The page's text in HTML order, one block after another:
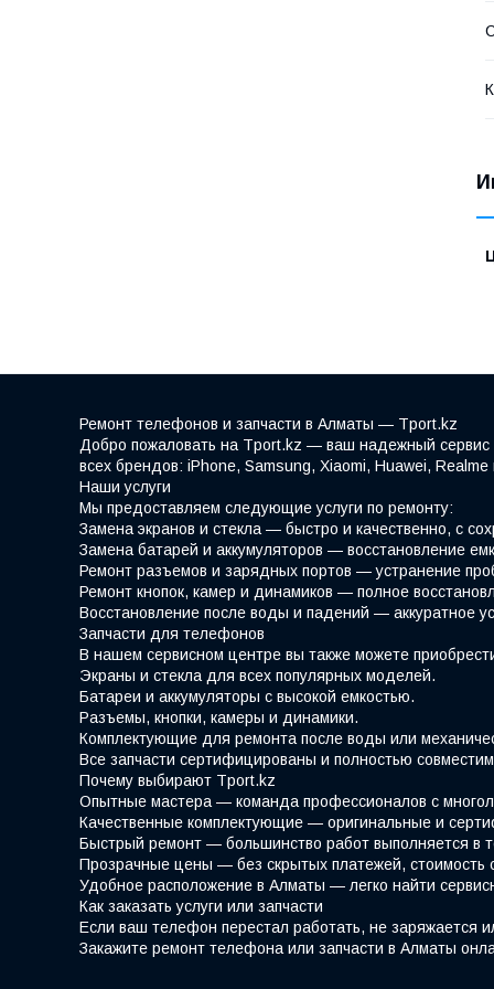
Ремонт телефонов и запчасти в Алматы — Tport.kz
Добро пожаловать на Tport.kz — ваш надежный сервис
всех брендов: iPhone, Samsung, Xiaomi, Huawei,
Наши услуги
Мы предоставляем следующие услуги по ремонту:
Замена экранов и стекла — быстро и качественно, с
Замена батарей и аккумуляторов — восстановление
Ремонт разъемов и зарядных портов — устранение
Ремонт кнопок, камер и динамиков — полное
Восстановление после воды и падений — аккуратное
Запчасти для телефонов
В нашем сервисном центре вы также можете
Экраны и стекла для всех популярных моделей.
Батареи и аккумуляторы с высокой емкостью.
Разъемы, кнопки, камеры и динамики.
Комплектующие для ремонта после воды или
Все запчасти сертифицированы и полностью
Почему выбирают Tport.kz
Опытные мастера — команда профессионалов с
Качественные комплектующие — оригинальные и
Быстрый ремонт — большинство работ выполняется в
Прозрачные цены — без скрытых платежей, стоимость
Удобное расположение в Алматы — легко найти
Как заказать услуги или запчасти
Если ваш телефон перестал работать, не
Закажите ремонт телефона или запчасти в Алматы